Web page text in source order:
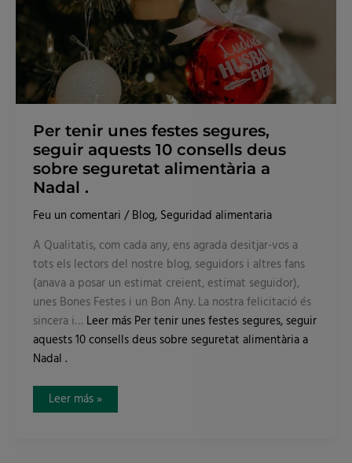
Per tenir unes festes segures,
seguir aquests 10 consells deus
sobre seguretat alimentària a
Nadal .
Feu un comentari / Blog, Seguridad alimentaria
A Qualitatis, com cada any, ens agrada desitjar-vos a
tots els lectors del nostre blog, seguidors i altres fans
(anava a posar un estimat creient, estimat seguidor),
unes Bones Festes i un Bon Any. La nostra felicitació és
sincera i… Leer másPer tenir unes festes segures, seguir
aquests 10 consells deus sobre seguretat alimentària a
Nadal .
sobre
seguretat
alimentària
a
Nadal
Leer más »